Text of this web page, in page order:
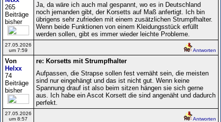
265
Beiträge
bisher
Ja, da wäre ich auch mal gespannt, wo es in Deutschland
noch jemanden gibt, der Korsetts auf Maß anfertigt. Ich bin
übrigens sehr zufrieden mit einem zusätzlichen Strumpfhalter.
Wenn beide Funktionen von einem Kleidungsstück erfüllt
werden sollen, gibt es immer wieder leichte Probleme.
27.05.2026
um 7:59
Antworten
Von
Helxx
74
Beiträge
bisher
re: Korsetts mit Strumpfhalter
Aufpassen, die Strapse sollen fest vernäht sein, die meisten
sind nur eingehängt und das ist nicht gut. Wenn keine
Spannung drauf ist also beim sitzen hängen sie sich gerne
aus. Ich habe ein Ascot Korsett die sind angenäht und dadurch
perfekt.
27.05.2026
um 8:57
Antworten